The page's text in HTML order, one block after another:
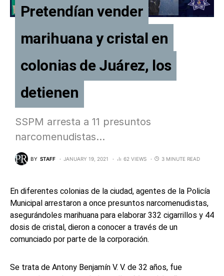
Pretendían vender
marihuana y cristal en
colonias de Juárez, los
detienen
SSPM arresta a 11 presuntos
narcomenudistas…
BY STAFF JANUARY 19, 2021 62 VIEWS 3 MINUTE READ
En diferentes colonias de la ciudad, agentes de la Policía
Municipal arrestaron a once presuntos narcomenudistas,
asegurándoles marihuana para elaborar 332 cigarrillos y 44
dosis de cristal, dieron a conocer a través de un
comunciado por parte de la corporación.
Se trata de Antony Benjamín V. V. de 32 años, fue